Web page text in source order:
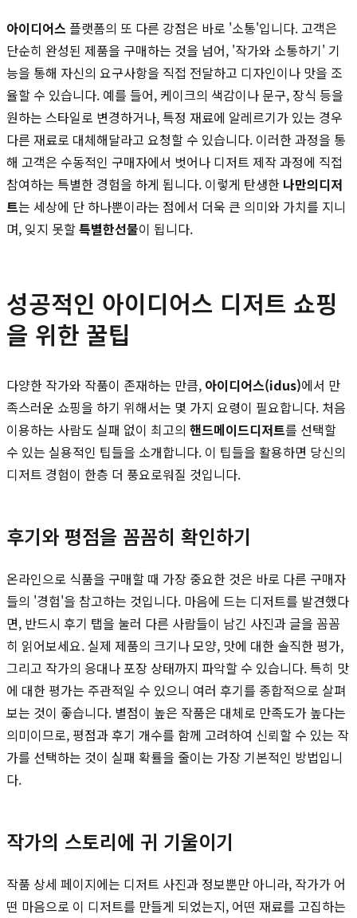
아이디어스 플랫폼의 또 다른 강점은 바로 '소통'입니다. 고객은
단순히 완성된 제품을 구매하는 것을 넘어, '작가와 소통하기' 기
능을 통해 자신의 요구사항을 직접 전달하고 디자인이나 맛을 조
율할 수 있습니다. 예를 들어, 케이크의 색감이나 문구, 장식 등을
원하는 스타일로 변경하거나, 특정 재료에 알레르기가 있는 경우
다른 재료로 대체해달라고 요청할 수 있습니다. 이러한 과정을 통
해 고객은 수동적인 구매자에서 벗어나 디저트 제작 과정에 직접
참여하는 특별한 경험을 하게 됩니다. 이렇게 탄생한 나만의디저
트는 세상에 단 하나뿐이라는 점에서 더욱 큰 의미와 가치를 지니
며, 잊지 못할특별한선물이 됩니다.
성공적인 아이디어스 디저트 쇼핑
을 위한 꿀팁
다양한 작가와 작품이 존재하는 만큼, 아이디어스(idus)에서 만
족스러운 쇼핑을 하기 위해서는 몇 가지 요령이 필요합니다. 처음
이용하는 사람도 실패 없이 최고의 핸드메이드디저트를 선택할
수 있는 실용적인 팁들을 소개합니다. 이 팁들을 활용하면 당신의
디저트 경험이 한층 더 풍요로워질 것입니다.
후기와 평점을 꼼꼼히 확인하기
온라인으로 식품을 구매할 때 가장 중요한 것은 바로 다른 구매자
들의 '경험'을 참고하는 것입니다. 마음에 드는 디저트를 발견했다
면, 반드시 후기 탭을 눌러 다른 사람들이 남긴 사진과 글을 꼼꼼
히 읽어보세요. 실제 제품의 크기나 모양, 맛에 대한 솔직한 평가,
그리고 작가의 응대나 포장 상태까지 파악할 수 있습니다. 특히 맛
에 대한 평가는 주관적일 수 있으니 여러 후기를 종합적으로 살펴
보는 것이 좋습니다. 별점이 높은 작품은 대체로 만족도가 높다는
의미이므로, 평점과 후기 개수를 함께 고려하여 신뢰할 수 있는 작
가를 선택하는 것이 실패 확률을 줄이는 가장 기본적인 방법입니
다.
작가의 스토리에 귀 기울이기
작품 상세 페이지에는 디저트 사진과 정보뿐만 아니라, 작가가 어
떤 마음으로 이 디저트를 만들게 되었는지, 어떤 재료를 고집하는